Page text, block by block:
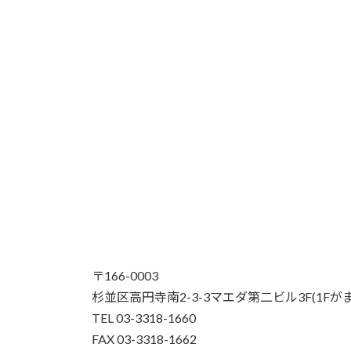
〒166-0003
杉並区高円寺南2-3-3マエダ第二ビル3F(1Fが
TEL 03-3318-1660
FAX 03-3318-1662